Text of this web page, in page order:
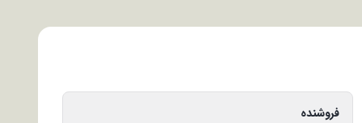
فروشنده